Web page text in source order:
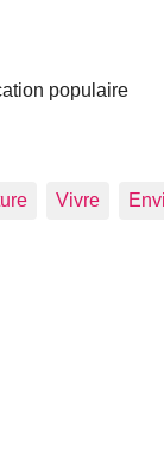
populaire
Vivre